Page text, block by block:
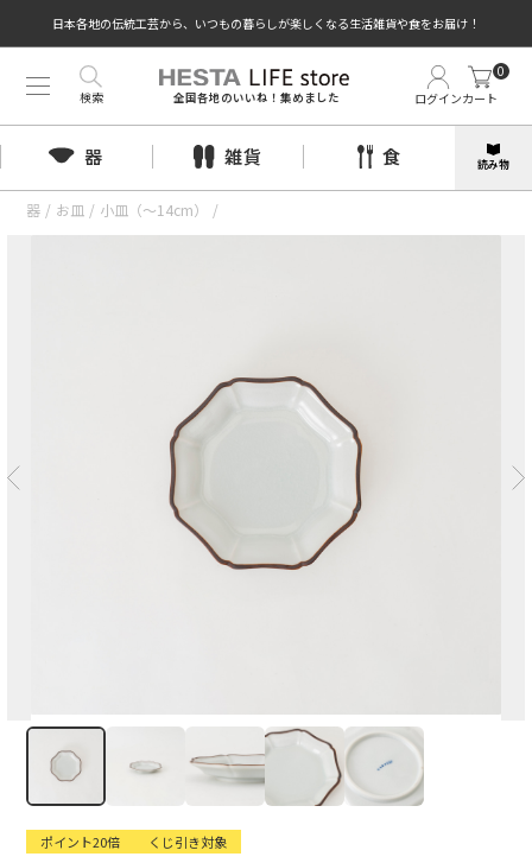
日本各地の伝統工芸から、いつもの暮らしが楽しくなる生活雑貨や食をお届け！
全国各地のいいね！集めました ログインカート
0
検索
器 雑貨 食 読み物
器 / お皿 / 小皿（〜14cm） /
ポイント20倍 くじ引き対象